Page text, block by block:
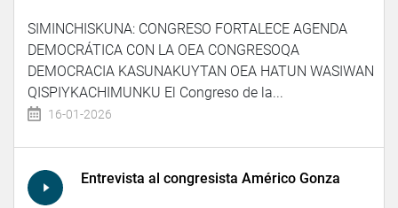
SIMINCHISKUNA: CONGRESO FORTALECE AGENDA
DEMOCRÁTICA CON LA OEA CONGRESOQA
DEMOCRACIA KASUNAKUYTAN OEA HATUN WASIWAN
QISPIYKACHIMUNKU El Congreso de la...
16-01-2026
Entrevista al congresista Américo Gonza